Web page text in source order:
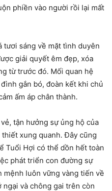
phiền vào người rồi lại mất
tươi sáng về mặt tình duyên
giải quyết êm đẹp, xóa
từ trước đó. Mối quan hệ
gắn bó, đoàn kết khi chủ
ấm áp chân thành.
tận hưởng sự ủng hộ của
xung quanh. Đây cũng
Tuổi Hợi có thể dồn hết toàn
phát triển con đường sự
mệnh luôn vững vàng tiến về
và chông gai trên còn